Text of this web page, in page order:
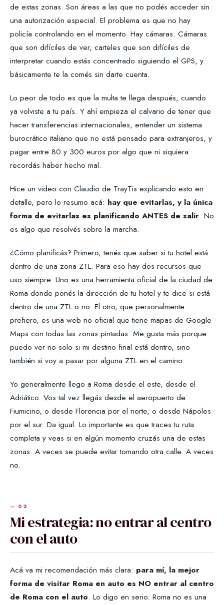
de estas zonas. Son áreas a las que no podés acceder sin
una autorización especial. El problema es que no hay
policía controlando en el momento. Hay cámaras. Cámaras
que son difíciles de ver, carteles que son difíciles de
interpretar cuando estás concentrado siguiendo el GPS, y
básicamente te la comés sin darte cuenta.
Lo peor de todo es que la multa te llega después, cuando
ya volviste a tu país. Y ahí empieza el calvario de tener que
hacer transferencias internacionales, entender un sistema
burocrático italiano que no está pensado para extranjeros, y
pagar entre 80 y 300 euros por algo que ni siquiera
recordás haber hecho mal.
Hice un video con Claudio de TrayTis explicando esto en
detalle, pero lo resumo acá: hay que evitarlas, y la única
forma de evitarlas es planificando ANTES de salir. No
es algo que resolvés sobre la marcha.
¿Cómo planificás? Primero, tenés que saber si tu hotel está
dentro de una zona ZTL. Para eso hay dos recursos que
uso siempre. Uno es una herramienta oficial de la ciudad de
Roma donde ponés la dirección de tu hotel y te dice si está
dentro de una ZTL o no. El otro, que personalmente
prefiero, es una web no oficial que tiene mapas de Google
Maps con todas las zonas pintadas. Me gusta más porque
puedo ver no solo si mi destino final está dentro, sino
también si voy a pasar por alguna ZTL en el camino.
Yo generalmente llego a Roma desde el este, desde el
Adriático. Vos tal vez llegás desde el aeropuerto de
Fiumicino, o desde Florencia por el norte, o desde Nápoles
por el sur. Da igual. Lo importante es que traces tu ruta
completa y veas si en algún momento cruzás una de estas
zonas. A veces se puede evitar tomando otra calle. A veces
no.
Mi estrategia: no entrar al centro
con el auto
Acá va mi recomendación más clara: para mí, la mejor
forma de visitar Roma en auto es NO entrar al centro
de Roma con el auto. Lo digo en serio. Roma no es una